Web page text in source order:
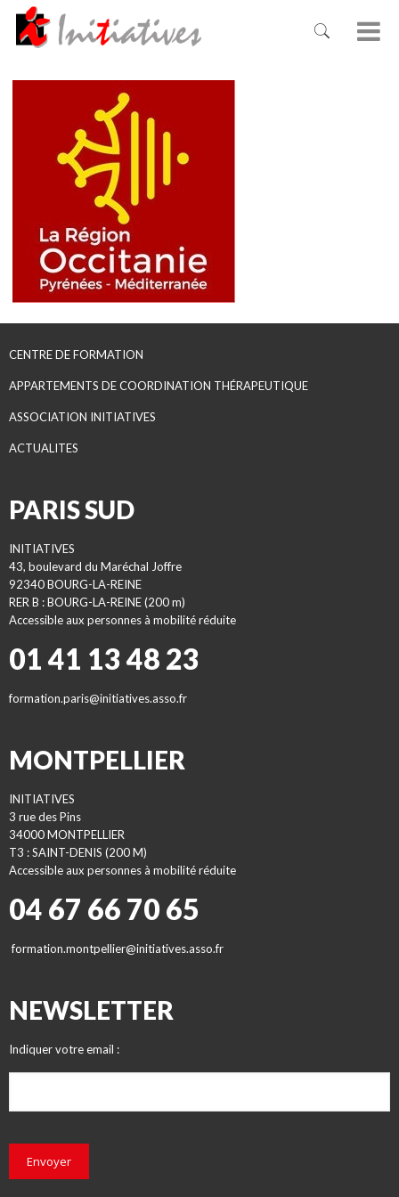
CENTRE DE FORMATION
APPARTEMENTS DE COORDINATION THÉRAPEUTIQUE
ASSOCIATION INITIATIVES
ACTUALITES
PARIS SUD
INITIATIVES
43, boulevard du Maréchal Joffre
92340 BOURG-LA-REINE
RER B : BOURG-LA-REINE (200 m)
Accessible aux personnes à mobilité réduite
01 41 13 48 23
formation.paris@initiatives.asso.fr
MONTPELLIER
INITIATIVES
3 rue des Pins
34000 MONTPELLIER
T3 : SAINT-DENIS (200 M)
Accessible aux personnes à mobilité réduite
04 67 66 70 65
formation.montpellier@initiatives.asso.fr
NEWSLETTER
Indiquer votre email :
Envoyer